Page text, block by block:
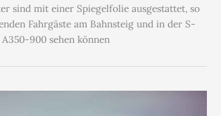
sind mit einer Spiegelfolie ausgestattet, so
Fahrgäste am Bahnsteig und in der S-
900 sehen können